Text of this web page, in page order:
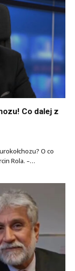
Co dalej z
O co
Rola. –…